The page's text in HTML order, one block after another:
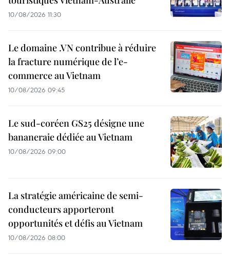
10/08/2026 11:30
Le domaine .VN contribue à réduire
la fracture numérique de l’e-
commerce au Vietnam
10/08/2026 09:45
Le sud-coréen GS25 désigne une
bananeraie dédiée au Vietnam
10/08/2026 09:00
La stratégie américaine de semi-
conducteurs apporteront
opportunités et défis au Vietnam
10/08/2026 08:00